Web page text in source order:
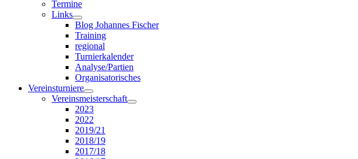
Termine
Links
Blog Johannes Fischer
Training
regional
Turnierkalender
Analyse/Partien
Organisatorisches
Vereinsturniere
Vereinsmeisterschaft
2023
2022
2019/21
2018/19
2017/18